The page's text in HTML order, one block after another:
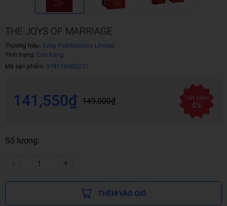
THE JOYS OF MARRIAGE
Thương hiệu: Exley Publications Limited
Tình trạng: Còn hàng
Mã sản phẩm: 978178485221
141,550₫ 149,000₫ Tiết kiệm
5%
Số lượng:
- +
THÊM VÀO GIỎ